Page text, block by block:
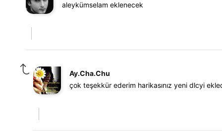
aleykümselam eklenecek
Ay.Cha.Chu
çok teşekkür ederim harikasınız yeni dlcyi